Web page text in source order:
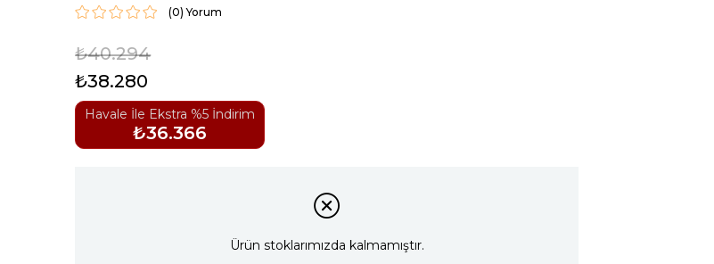
(0)
₺40.294
₺38.280
Havale İle Ekstra %5 İndirim
₺36.366
Ürün stoklarımızda kalmamıştır.